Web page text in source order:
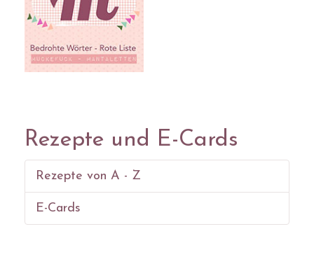
Rezepte und E-Cards
Rezepte von A - Z
E-Cards